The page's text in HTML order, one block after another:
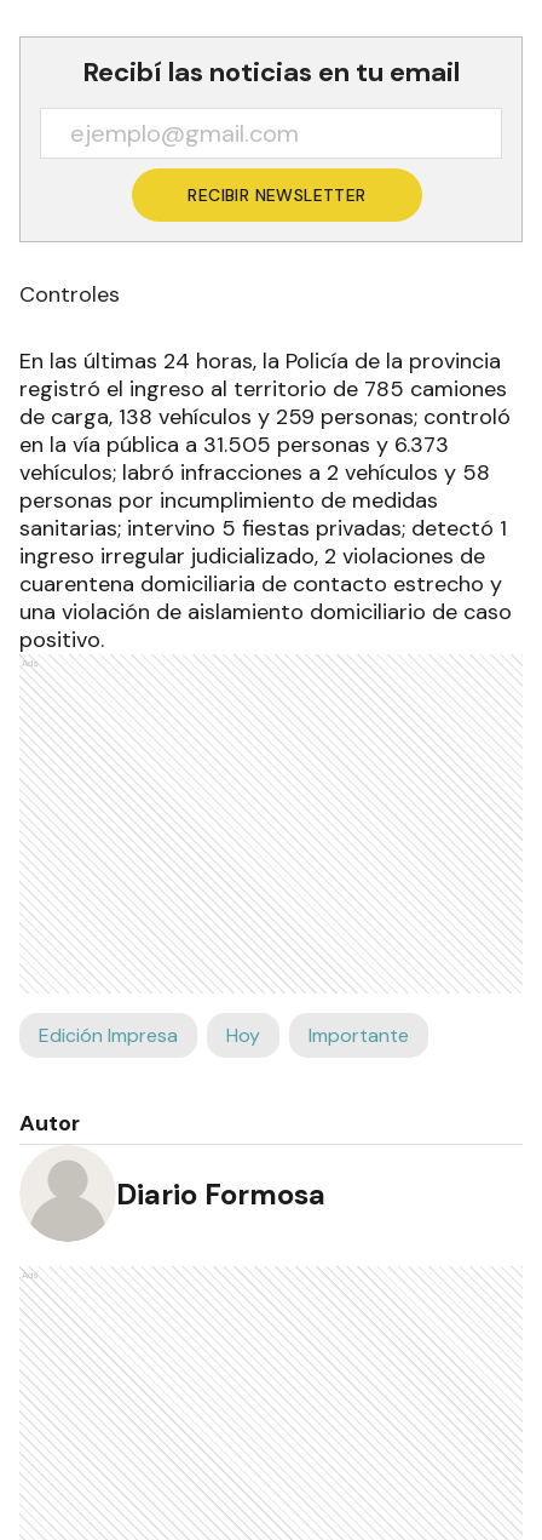
Recibí las noticias en tu email
RECIBIR NEWSLETTER
Controles
En las últimas 24 horas, la Policía de la provincia
registró el ingreso al territorio de 785 camiones
de carga, 138 vehículos y 259 personas; controló
en la vía pública a 31.505 personas y 6.373
vehículos; labró infracciones a 2 vehículos y 58
personas por incumplimiento de medidas
sanitarias; intervino 5 fiestas privadas; detectó 1
ingreso irregular judicializado, 2 violaciones de
cuarentena domiciliaria de contacto estrecho y
una violación de aislamiento domiciliario de caso
positivo.
Ads
Edición Impresa Hoy Importante
Autor
Diario Formosa
Ads